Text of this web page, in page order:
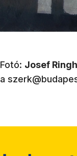
Fotó: Josef
a